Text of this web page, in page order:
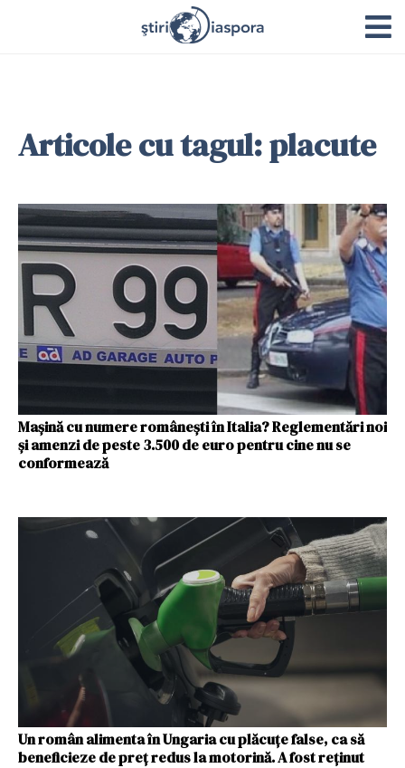
Articole cu tagul: placute
Mașină cu numere românești în Italia? Reglementări noi
și amenzi de peste 3.500 de euro pentru cine nu se
conformează
Un român alimenta în Ungaria cu plăcuțe false, ca să
beneficieze de preț redus la motorină. A fost reținut